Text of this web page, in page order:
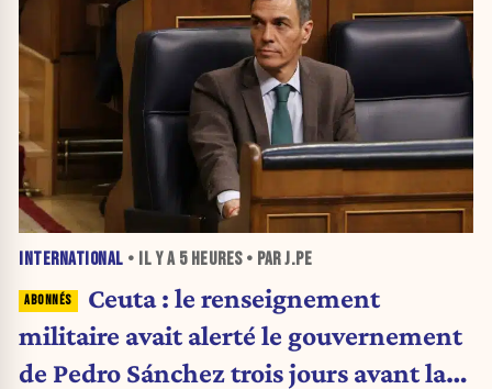
INTERNATIONAL • IL Y A 5 HEURES• PAR J.PE
Ceuta : le renseignement
militaire avait alerté le gouvernement
de Pedro Sánchez trois jours avant la